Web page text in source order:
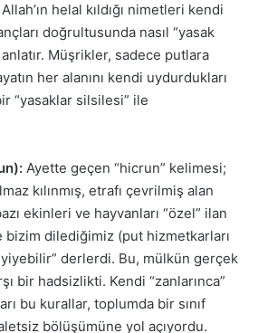
helal kıldığı nimetleri kendi
doğrultusunda nasıl “yasak
Müşrikler, sadece putlara
her alanını kendi uydurdukları
“yasaklar silsilesi” ile
Ayette geçen “hicrun” kelimesi;
kılınmış, etrafı çevrilmiş alan
ekinleri ve hayvanları “özel” ilan
bizim dilediğimiz (put hizmetkarları
derlerdi. Bu, mülkün gerçek
bir hadsizlikti. Kendi “zanlarınca”
bu kurallar, toplumda bir sınıf
bölüşümüne yol açıyordu.